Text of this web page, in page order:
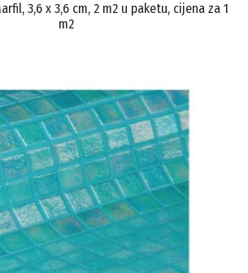
3,6 x 3,6 cm, 2 m2 u paketu, cijena za 1
m2